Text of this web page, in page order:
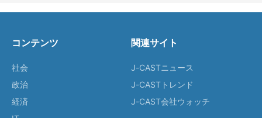
コンテンツ
社会
政治
経済
関連サイト
J-CASTニュース
J-CASTトレンド
J-CAST会社ウォッチ